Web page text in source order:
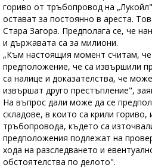
гориво от тръбопровод на
остават за постоянно в ареста.
Стара Загора. Предполага се, че
и държавата са за милиони.
„Към настоящия момент считам,
предположение, че са извършили
са налице и доказателства, че
извършат друго престъпление",
На въпрос дали може да се
складове, в които са крили гориво,
тръбопровода, където са
предположения подлежат на
хода на разследването и
обстоятелства по делото".